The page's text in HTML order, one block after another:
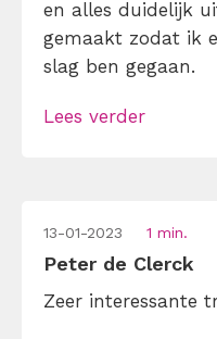
en alles duidelijk
gemaakt zodat ik
slag ben gegaan.
Lees verder
13-01-2023 1 min.
Peter de Clerck
Zeer interessante